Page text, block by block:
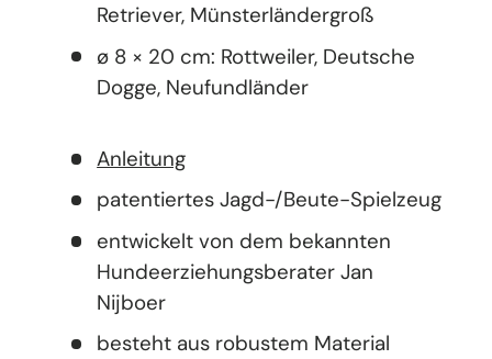
Retriever, Münsterländergroß
ø 8 × 20 cm: Rottweiler, Deutsche
Dogge, Neufundländer
Anleitung
patentiertes Jagd-/Beute-Spielzeug
entwickelt von dem bekannten
Hundeerziehungsberater Jan
Nijboer
besteht aus robustem Material